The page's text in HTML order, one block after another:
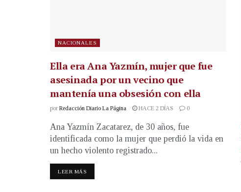
NACIONALES
Ella era Ana Yazmín, mujer que fue
asesinada por un vecino que
mantenía una obsesión con ella
por Redacción Diario La Página HACE 2 DÍAS 0
Ana Yazmín Zacatarez, de 30 años, fue
identificada como la mujer que perdió la vida en
un hecho violento registrado...
LEER MÁS